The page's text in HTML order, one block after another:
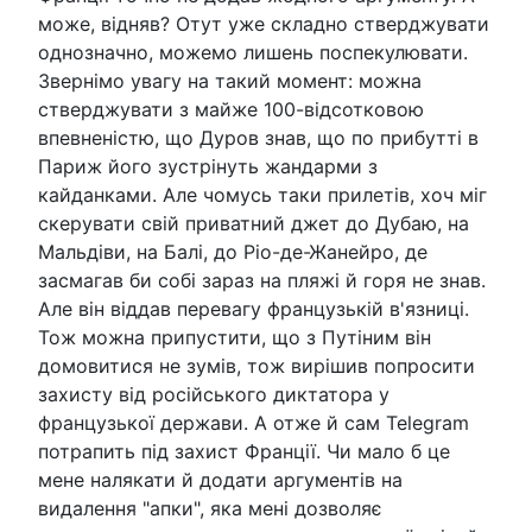
може, відняв? Отут уже складно стверджувати
однозначно, можемо лишень поспекулювати.
Звернімо увагу на такий момент: можна
стверджувати з майже 100-відсотковою
впевненістю, що Дуров знав, що по прибутті в
Париж його зустрінуть жандарми з
кайданками. Але чомусь таки прилетів, хоч міг
скерувати свій приватний джет до Дубаю, на
Мальдіви, на Балі, до Ріо-де-Жанейро, де
засмагав би собі зараз на пляжі й горя не знав.
Але він віддав перевагу французькій в'язниці.
Тож можна припустити, що з Путіним він
домовитися не зумів, тож вирішив попросити
захисту від російського диктатора у
французької держави. А отже й сам Telegram
потрапить під захист Франції. Чи мало б це
мене налякати й додати аргументів на
видалення "апки", яка мені дозволяє